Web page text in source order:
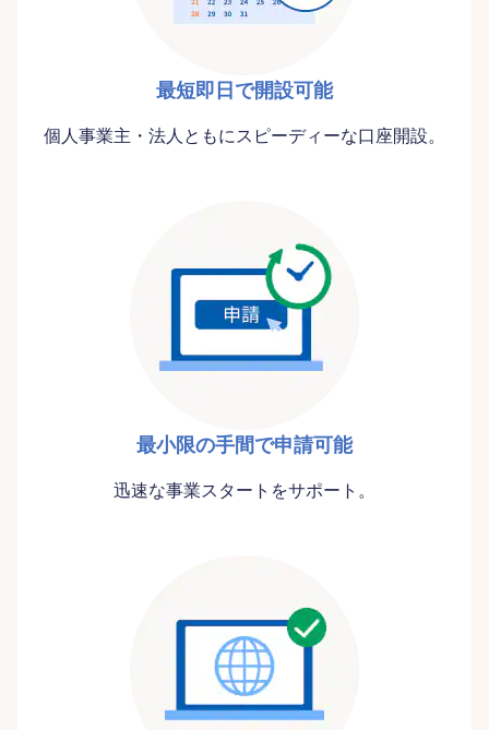
最短即日で開設可能
個人事業主・法人ともにスピーディーな口座開設。
最小限の手間で申請可能
迅速な事業スタートをサポート。